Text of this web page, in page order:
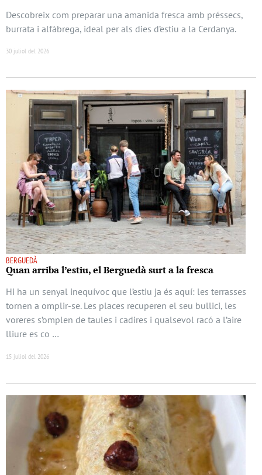
Descobreix com preparar una amanida fresca amb préssecs,
burrata i alfàbrega, ideal per als dies d’estiu a la Cerdanya.
30 juliol del 2026
BERGUEDÀ
Quan arriba l’estiu, el Berguedà surt a la fresca
Hi ha un senyal inequívoc que l’estiu ja és aquí: les terrasses
tornen a omplir-se. Les places recuperen el seu bullici, les
voreres s’omplen de taules i cadires i qualsevol racó a l’aire
lliure es co …
15 juliol del 2026